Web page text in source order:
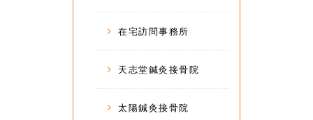
在宅訪問事務所
天志堂鍼灸接骨院
太陽鍼灸接骨院